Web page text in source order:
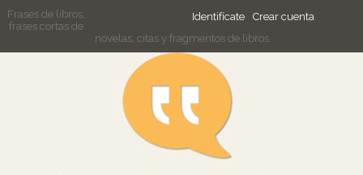
Identifícate Crear cuenta
Frases de libros,
frases cortas de
novelas, citas y fragmentos de libros